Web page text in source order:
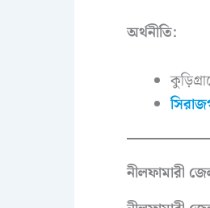
অর্থনীতি:
নীলফামারী